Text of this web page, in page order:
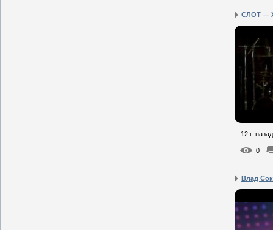
СЛОТ —
12 г. назад
0
Влад